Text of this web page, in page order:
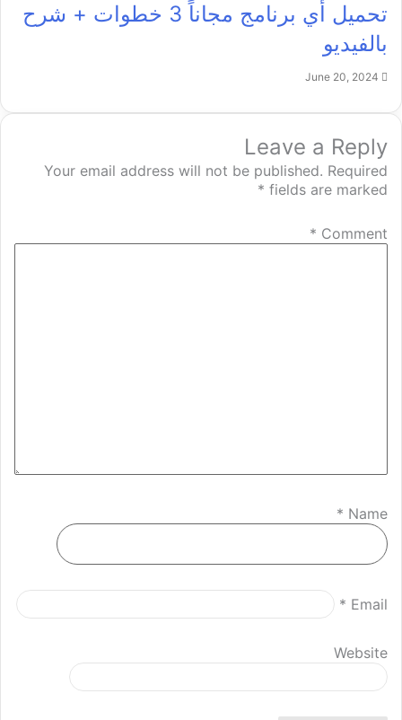
تحميل أي برنامج مجاناً 3 خطوات + شرح
بالفيديو
June 20, 2024
Leave a Reply
Your email address will not be published. Required
fields are marked
*
Comment
*
Name
*
Email
*
Website